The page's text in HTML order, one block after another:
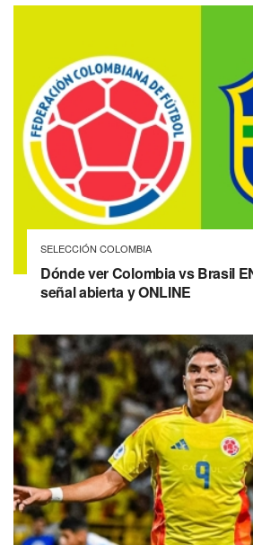
SELECCIÓN COLOMBIA
Dónde ver Colombia vs Brasil
señal abierta y ONLINE